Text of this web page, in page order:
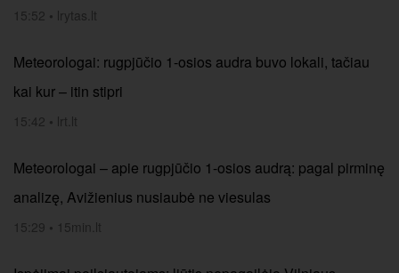
15:52 • lrytas.lt
Meteorologai: rugpjūčio 1-osios audra buvo lokali, tačiau
kai kur – itin stipri
15:42 • lrt.lt
Meteorologai – apie rugpjūčio 1-osios audrą: pagal pirminę
analizę, Avižienius nusiaubė ne viesulas
15:29 • 15min.lt